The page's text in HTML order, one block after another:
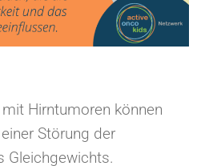
Hirntumoren können
Störung der
Gleichgewichts.